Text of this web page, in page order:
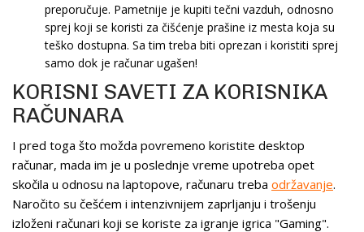
preporučuje. Pametnije je kupiti tečni vazduh, odnosno
sprej koji se koristi za čišćenje prašine iz mesta koja su
teško dostupna. Sa tim treba biti oprezan i koristiti sprej
samo dok je računar ugašen!
KORISNI SAVETI ZA KORISNIKA
RAČUNARA
I pred toga što možda povremeno koristite desktop
računar, mada im je u poslednje vreme upotreba opet
skočila u odnosu na laptopove, računaru treba održavanje.
Naročito su češćem i intenzivnijem zaprljanju i trošenju
izloženi računari koji se koriste za igranje igrica "Gaming".